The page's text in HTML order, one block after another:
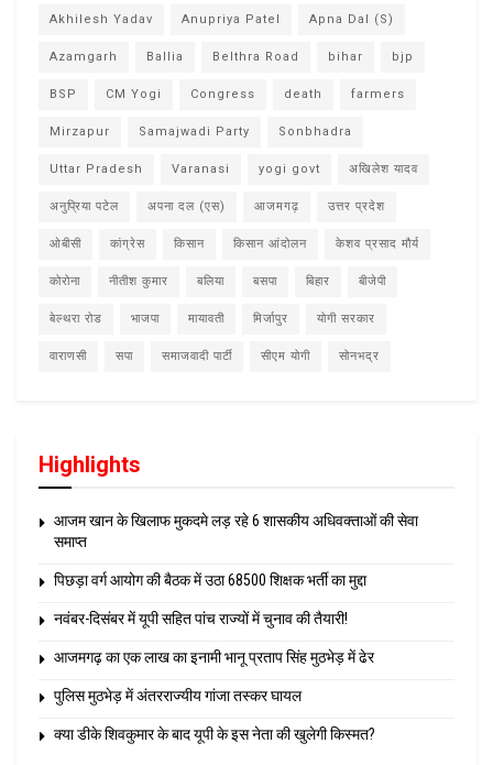
Akhilesh Yadav Anupriya Patel Apna Dal (S)
Azamgarh Ballia Belthra Road bihar bjp
BSP CM Yogi Congress death farmers
Mirzapur Samajwadi Party Sonbhadra
Uttar Pradesh Varanasi yogi govt अखिलेश यादव
अनुप्रिया पटेल अपना दल (एस) आजमगढ़ उत्तर प्रदेश
ओबीसी कांग्रेस किसान किसान आंदोलन केशव प्रसाद मौर्य
कोरोना नीतीश कुमार बलिया बसपा बिहार बीजेपी
बेल्थरा रोड भाजपा मायावती मिर्जापुर योगी सरकार
वाराणसी सपा समाजवादी पार्टी सीएम योगी सोनभद्र
Highlights
आजम खान के खिलाफ मुकदमे लड़ रहे 6 शासकीय अधिवक्ताओं की सेवा
समाप्त
पिछड़ा वर्ग आयोग की बैठक में उठा 68500 शिक्षक भर्ती का मुद्दा
नवंबर-दिसंबर में यूपी सहित पांच राज्यों में चुनाव की तैयारी!
आजमगढ़ का एक लाख का इनामी भानू प्रताप सिंह मुठभेड़ में ढेर
पुलिस मुठभेड़ में अंतरराज्यीय गांजा तस्कर घायल
क्या डीके शिवकुमार के बाद यूपी के इस नेता की खुलेगी किस्मत?